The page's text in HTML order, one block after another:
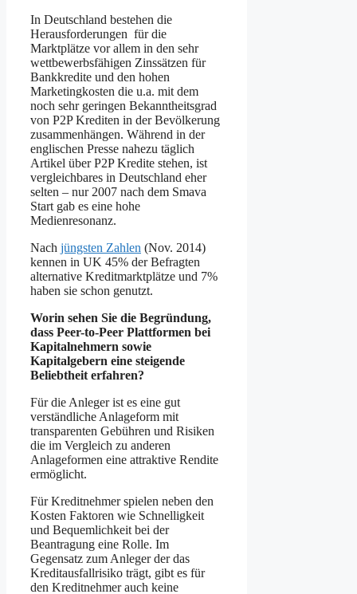
In Deutschland bestehen die
Herausforderungen für die
Marktplätze vor allem in den sehr
wettbewerbsfähigen Zinssätzen für
Bankkredite und den hohen
Marketingkosten die u.a. mit dem
noch sehr geringen Bekanntheitsgrad
von P2P Krediten in der Bevölkerung
zusammenhängen. Während in der
englischen Presse nahezu täglich
Artikel über P2P Kredite stehen, ist
vergleichbares in Deutschland eher
selten – nur 2007 nach dem Smava
Start gab es eine hohe
Medienresonanz.
Nach jüngsten Zahlen (Nov. 2014)
kennen in UK 45% der Befragten
alternative Kreditmarktplätze und 7%
haben sie schon genutzt.
Worin sehen Sie die Begründung,
dass Peer-to-Peer Plattformen bei
Kapitalnehmern sowie
Kapitalgebern eine steigende
Beliebtheit erfahren?
Für die Anleger ist es eine gut
verständliche Anlageform mit
transparenten Gebühren und Risiken
die im Vergleich zu anderen
Anlageformen eine attraktive Rendite
ermöglicht.
Für Kreditnehmer spielen neben den
Kosten Faktoren wie Schnelligkeit
und Bequemlichkeit bei der
Beantragung eine Rolle. Im
Gegensatz zum Anleger der das
Kreditausfallrisiko trägt, gibt es für
den Kreditnehmer auch keine